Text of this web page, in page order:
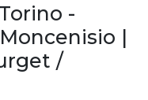
-
|
/